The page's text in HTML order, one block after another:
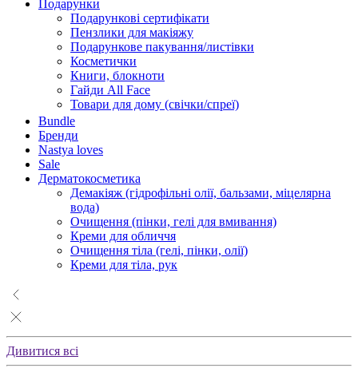
Подарунки
Подарункові сертифікати
Пензлики для макіяжу
Подарункове пакування/листівки
Косметички
Книги, блокноти
Гайди All Face
Товари для дому (свічки/спреї)
Bundle
Бренди
Nastya loves
Sale
Дерматокосметика
Демакіяж (гідрофільні олії, бальзами, міцелярна
вода)
Очищення (пінки, гелі для вмивання)
Креми для обличчя
Очищення тіла (гелі, пінки, олії)
Креми для тіла, рук
Дивитися всі